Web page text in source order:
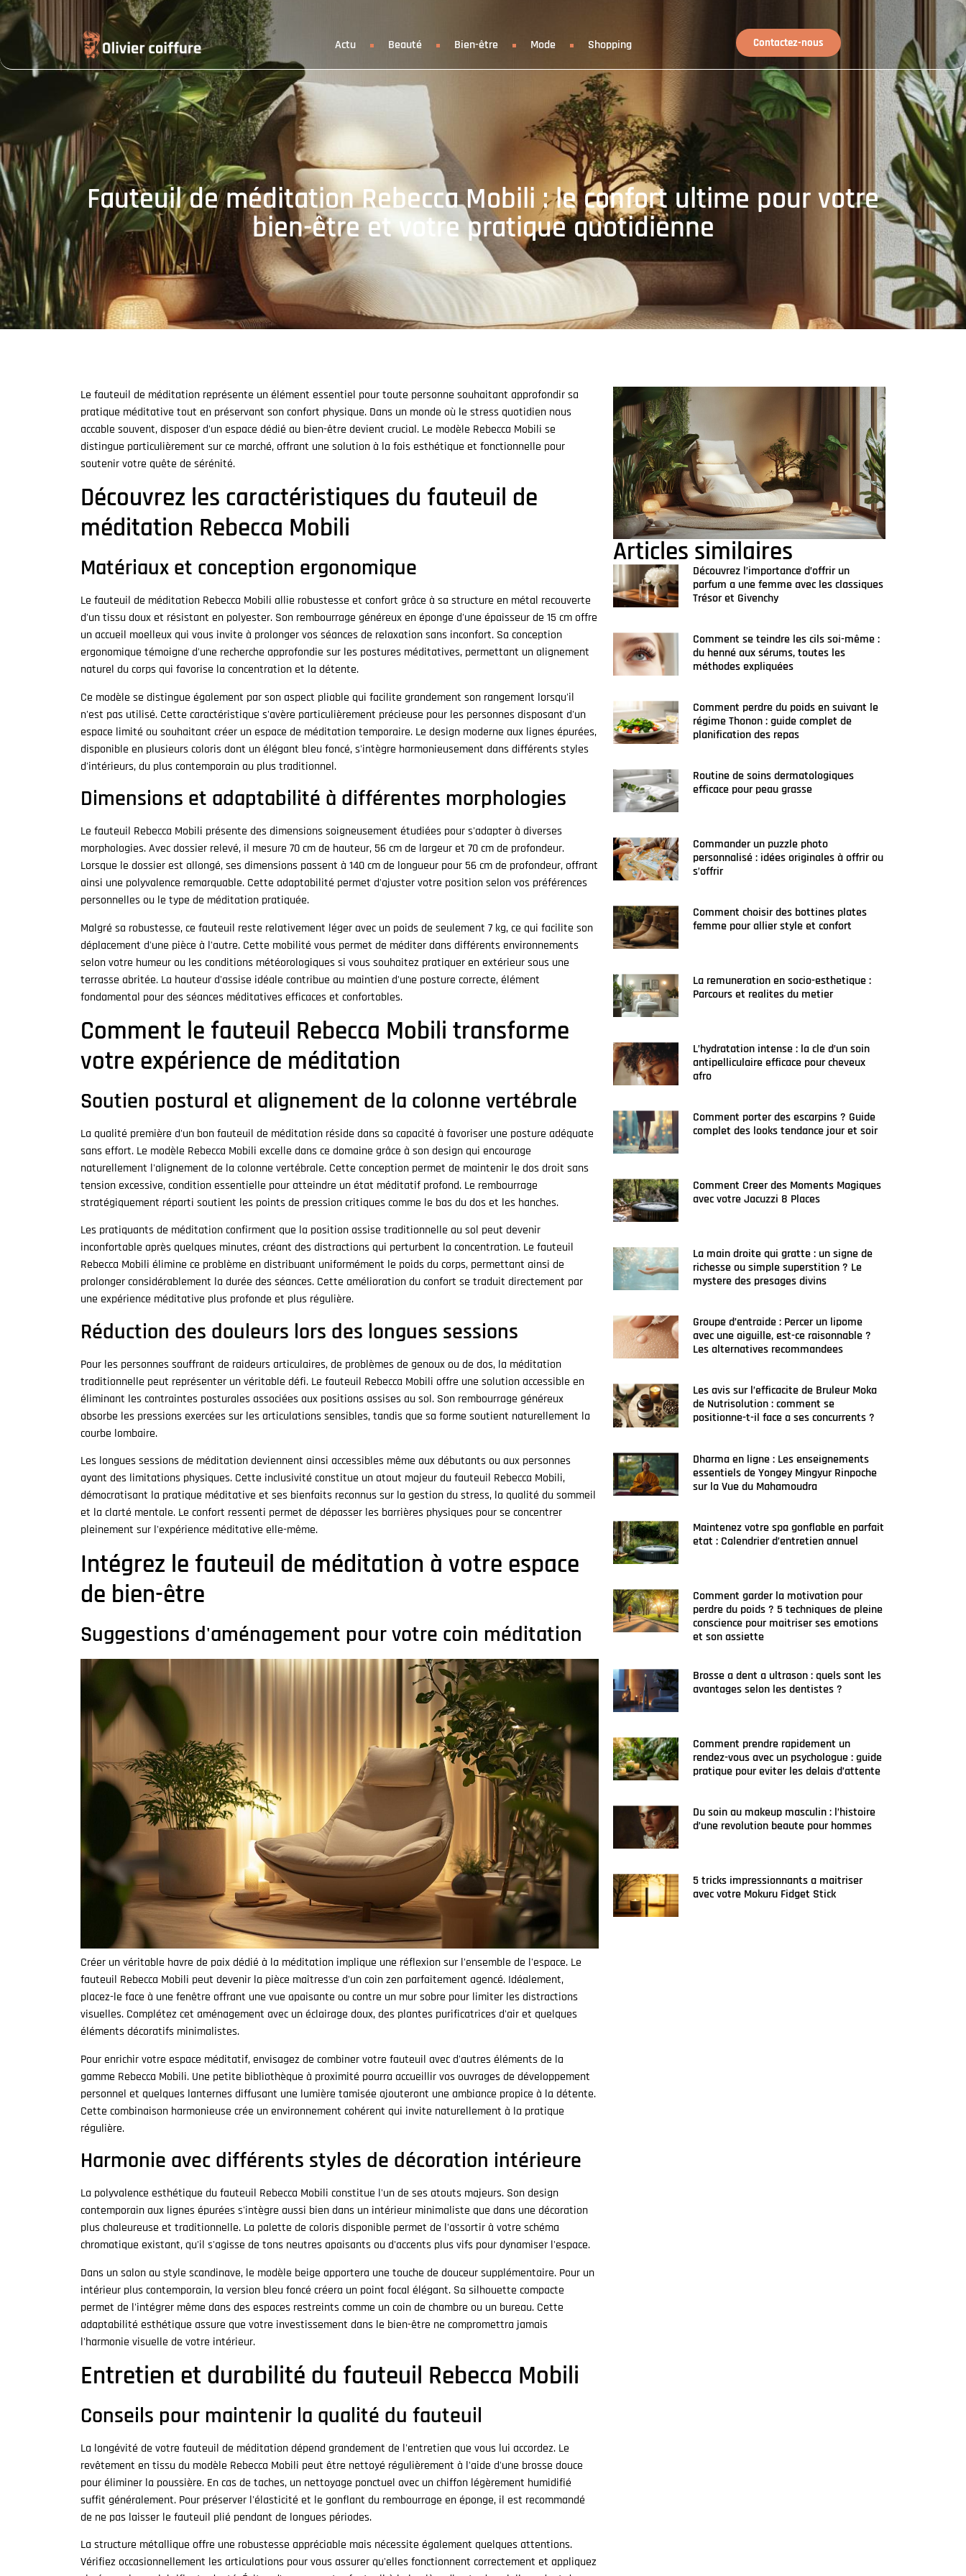
Actu Beauté Bien-être Mode Shopping Contactez-nous
Fauteuil de méditation Rebecca Mobili : le confort ultime pour votre
bien-être et votre pratique quotidienne
Le fauteuil de méditation représente un élément essentiel pour toute personne souhaitant approfondir sa
pratique méditative tout en préservant son confort physique. Dans un monde où le stress quotidien nous
accable souvent, disposer d'un espace dédié au bien-être devient crucial. Le modèle Rebecca Mobili se
distingue particulièrement sur ce marché, offrant une solution à la fois esthétique et fonctionnelle pour
soutenir votre quête de sérénité.
Découvrez les caractéristiques du fauteuil de
méditation Rebecca Mobili
Matériaux et conception ergonomique
Le fauteuil de méditation Rebecca Mobili allie robustesse et confort grâce à sa structure en métal recouverte
d'un tissu doux et résistant en polyester. Son rembourrage généreux en éponge d'une épaisseur de 15 cm offre
un accueil moelleux qui vous invite à prolonger vos séances de relaxation sans inconfort. Sa conception
ergonomique témoigne d'une recherche approfondie sur les postures méditatives, permettant un alignement
naturel du corps qui favorise la concentration et la détente.
Ce modèle se distingue également par son aspect pliable qui facilite grandement son rangement lorsqu'il
n'est pas utilisé. Cette caractéristique s'avère particulièrement précieuse pour les personnes disposant d'un
espace limité ou souhaitant créer un espace de méditation temporaire. Le design moderne aux lignes épurées,
disponible en plusieurs coloris dont un élégant bleu foncé, s'intègre harmonieusement dans différents styles
d'intérieurs, du plus contemporain au plus traditionnel.
Dimensions et adaptabilité à différentes morphologies
Le fauteuil Rebecca Mobili présente des dimensions soigneusement étudiées pour s'adapter à diverses
morphologies. Avec dossier relevé, il mesure 70 cm de hauteur, 56 cm de largeur et 70 cm de profondeur.
Lorsque le dossier est allongé, ses dimensions passent à 140 cm de longueur pour 56 cm de profondeur, offrant
ainsi une polyvalence remarquable. Cette adaptabilité permet d'ajuster votre position selon vos préférences
personnelles ou le type de méditation pratiquée.
Malgré sa robustesse, ce fauteuil reste relativement léger avec un poids de seulement 7 kg, ce qui facilite son
déplacement d'une pièce à l'autre. Cette mobilité vous permet de méditer dans différents environnements
selon votre humeur ou les conditions météorologiques si vous souhaitez pratiquer en extérieur sous une
terrasse abritée. La hauteur d'assise idéale contribue au maintien d'une posture correcte, élément
fondamental pour des séances méditatives efficaces et confortables.
Comment le fauteuil Rebecca Mobili transforme
votre expérience de méditation
Soutien postural et alignement de la colonne vertébrale
La qualité première d'un bon fauteuil de méditation réside dans sa capacité à favoriser une posture adéquate
sans effort. Le modèle Rebecca Mobili excelle dans ce domaine grâce à son design qui encourage
naturellement l'alignement de la colonne vertébrale. Cette conception permet de maintenir le dos droit sans
tension excessive, condition essentielle pour atteindre un état méditatif profond. Le rembourrage
stratégiquement réparti soutient les points de pression critiques comme le bas du dos et les hanches.
Les pratiquants de méditation confirment que la position assise traditionnelle au sol peut devenir
inconfortable après quelques minutes, créant des distractions qui perturbent la concentration. Le fauteuil
Rebecca Mobili élimine ce problème en distribuant uniformément le poids du corps, permettant ainsi de
prolonger considérablement la durée des séances. Cette amélioration du confort se traduit directement par
une expérience méditative plus profonde et plus régulière.
Réduction des douleurs lors des longues sessions
Pour les personnes souffrant de raideurs articulaires, de problèmes de genoux ou de dos, la méditation
traditionnelle peut représenter un véritable défi. Le fauteuil Rebecca Mobili offre une solution accessible en
éliminant les contraintes posturales associées aux positions assises au sol. Son rembourrage généreux
absorbe les pressions exercées sur les articulations sensibles, tandis que sa forme soutient naturellement la
courbe lombaire.
Les longues sessions de méditation deviennent ainsi accessibles même aux débutants ou aux personnes
ayant des limitations physiques. Cette inclusivité constitue un atout majeur du fauteuil Rebecca Mobili,
démocratisant la pratique méditative et ses bienfaits reconnus sur la gestion du stress, la qualité du sommeil
et la clarté mentale. Le confort ressenti permet de dépasser les barrières physiques pour se concentrer
pleinement sur l'expérience méditative elle-même.
Intégrez le fauteuil de méditation à votre espace
de bien-être
Suggestions d'aménagement pour votre coin méditation
Créer un véritable havre de paix dédié à la méditation implique une réflexion sur l'ensemble de l'espace. Le
fauteuil Rebecca Mobili peut devenir la pièce maîtresse d'un coin zen parfaitement agencé. Idéalement,
placez-le face à une fenêtre offrant une vue apaisante ou contre un mur sobre pour limiter les distractions
visuelles. Complétez cet aménagement avec un éclairage doux, des plantes purificatrices d'air et quelques
éléments décoratifs minimalistes.
Pour enrichir votre espace méditatif, envisagez de combiner votre fauteuil avec d'autres éléments de la
gamme Rebecca Mobili. Une petite bibliothèque à proximité pourra accueillir vos ouvrages de développement
personnel et quelques lanternes diffusant une lumière tamisée ajouteront une ambiance propice à la détente.
Cette combinaison harmonieuse crée un environnement cohérent qui invite naturellement à la pratique
régulière.
Harmonie avec différents styles de décoration intérieure
La polyvalence esthétique du fauteuil Rebecca Mobili constitue l'un de ses atouts majeurs. Son design
contemporain aux lignes épurées s'intègre aussi bien dans un intérieur minimaliste que dans une décoration
plus chaleureuse et traditionnelle. La palette de coloris disponible permet de l'assortir à votre schéma
chromatique existant, qu'il s'agisse de tons neutres apaisants ou d'accents plus vifs pour dynamiser l'espace.
Dans un salon au style scandinave, le modèle beige apportera une touche de douceur supplémentaire. Pour un
intérieur plus contemporain, la version bleu foncé créera un point focal élégant. Sa silhouette compacte
permet de l'intégrer même dans des espaces restreints comme un coin de chambre ou un bureau. Cette
adaptabilité esthétique assure que votre investissement dans le bien-être ne compromettra jamais
l'harmonie visuelle de votre intérieur.
Entretien et durabilité du fauteuil Rebecca Mobili
Conseils pour maintenir la qualité du fauteuil
La longévité de votre fauteuil de méditation dépend grandement de l'entretien que vous lui accordez. Le
revêtement en tissu du modèle Rebecca Mobili peut être nettoyé régulièrement à l'aide d'une brosse douce
pour éliminer la poussière. En cas de taches, un nettoyage ponctuel avec un chiffon légèrement humidifié
suffit généralement. Pour préserver l'élasticité et le gonflant du rembourrage en éponge, il est recommandé
de ne pas laisser le fauteuil plié pendant de longues périodes.
La structure métallique offre une robustesse appréciable mais nécessite également quelques attentions.
Vérifiez occasionnellement les articulations pour vous assurer qu'elles fonctionnent correctement et appliquez
Articles similaires
Découvrez l’importance d’offrir un
parfum a une femme avec les classiques
Trésor et Givenchy
Comment se teindre les cils soi-même :
du henné aux sérums, toutes les
méthodes expliquées
Comment perdre du poids en suivant le
régime Thonon : guide complet de
planification des repas
Routine de soins dermatologiques
efficace pour peau grasse
Commander un puzzle photo
personnalisé : idées originales à offrir ou
s’offrir
Comment choisir des bottines plates
femme pour allier style et confort
La remuneration en socio-esthetique :
Parcours et realites du metier
L’hydratation intense : la cle d’un soin
antipelliculaire efficace pour cheveux
afro
Comment porter des escarpins ? Guide
complet des looks tendance jour et soir
Comment Creer des Moments Magiques
avec votre Jacuzzi 8 Places
La main droite qui gratte : un signe de
richesse ou simple superstition ? Le
mystere des presages divins
Groupe d’entraide : Percer un lipome
avec une aiguille, est-ce raisonnable ?
Les alternatives recommandees
Les avis sur l’efficacite de Bruleur Moka
de Nutrisolution : comment se
positionne-t-il face a ses concurrents ?
Dharma en ligne : Les enseignements
essentiels de Yongey Mingyur Rinpoche
sur la Vue du Mahamoudra
Maintenez votre spa gonflable en parfait
etat : Calendrier d’entretien annuel
Comment garder la motivation pour
perdre du poids ? 5 techniques de pleine
conscience pour maitriser ses emotions
et son assiette
Brosse a dent a ultrason : quels sont les
avantages selon les dentistes ?
Comment prendre rapidement un
rendez-vous avec un psychologue : guide
pratique pour eviter les delais d’attente
Du soin au makeup masculin : l’histoire
d’une revolution beaute pour hommes
5 tricks impressionnants a maitriser
avec votre Mokuru Fidget Stick